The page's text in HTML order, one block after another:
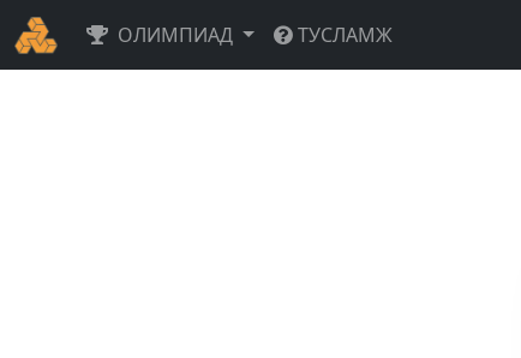
ОЛИМПИАД ТУСЛАМЖ